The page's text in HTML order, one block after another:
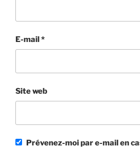
E-mail*
Site web
Prévenez-moi par e-mail en